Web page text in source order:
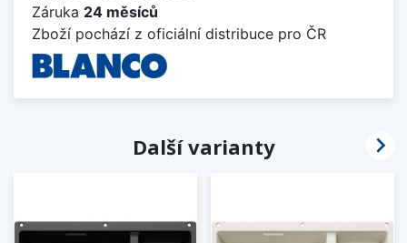
Záruka 24 měsíců
Zboží pochází z oficiální distribuce pro ČR
Další varianty 